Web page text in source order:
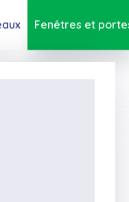
Fenêtres et